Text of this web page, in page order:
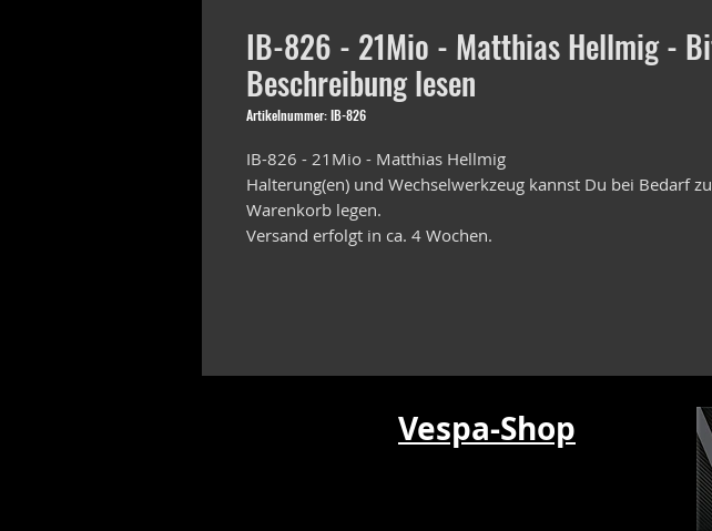
IB-826 - 21Mio - Matthias Hellmig -
Beschreibung lesen
Artikelnummer: IB-826
IB-826 - 21Mio - Matthias Hellmig
Halterung(en) und Wechselwerkzeug kannst Du bei Bedarf
Warenkorb legen.
Versand erfolgt in ca. 4 Wochen.
Vespa-Shop